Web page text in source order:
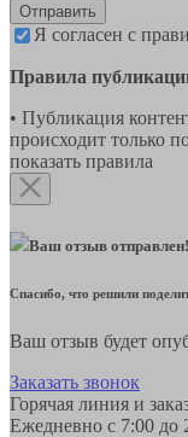
Отправить
Я согласен с
Правила
• Публикация
происходит только
показать правила
Ваш отзыв отправлен!
Спасибо, что решили
Ваш отзыв будет
Заказать звонок
Горячая линия и
Ежедневно с 7:00 до